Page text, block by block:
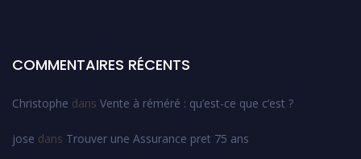
COMMENTAIRES RÉCENTS
Christophe dans Vente à réméré : qu’est-ce que c’est ?
jose dans Trouver une Assurance pret 75 ans